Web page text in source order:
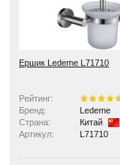
Ершик Ledeme L71710
Рейтинг:
Бренд:
Ledeme
Страна:
Китай
Артикул:
L71710